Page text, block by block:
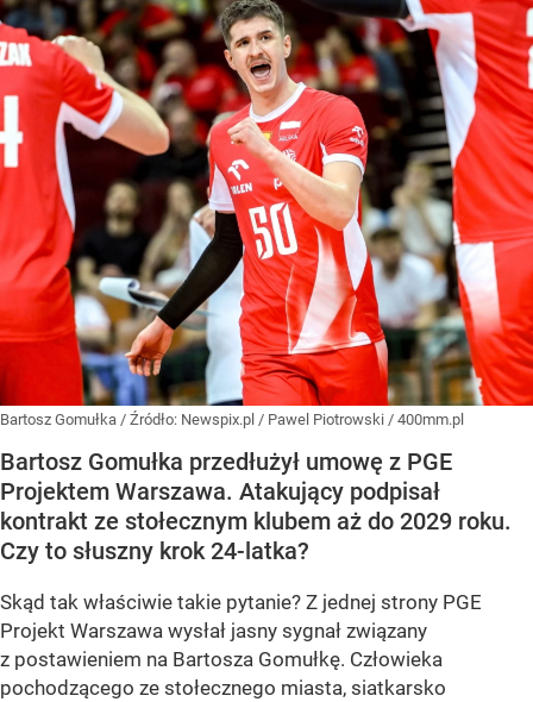
Bartosz Gomułka / Źródło: Newspix.pl / Pawel Piotrowski / 400mm.pl
Bartosz Gomułka przedłużył umowę z PGE
Projektem Warszawa. Atakujący podpisał
kontrakt ze stołecznym klubem aż do 2029 roku.
Czy to słuszny krok 24-latka?
Skąd tak właściwie takie pytanie? Z jednej strony PGE
Projekt Warszawa wysłał jasny sygnał związany
z postawieniem na Bartosza Gomułkę. Człowieka
pochodzącego ze stołecznego miasta, siatkarsko